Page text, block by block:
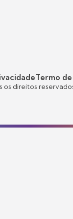
Termo de
direitos